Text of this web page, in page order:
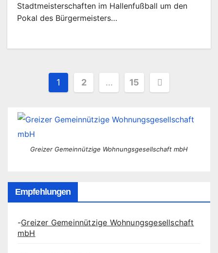
Stadtmeisterschaften im Hallenfußball um den
Pokal des Bürgermeisters…
Seitennummerierung
Beiträge
1 2 … 15
Greizer Gemeinnützige Wohnungsgesellschaft mbH
Empfehlungen
-Greizer Gemeinnützige Wohnungsgesellschaft
mbH